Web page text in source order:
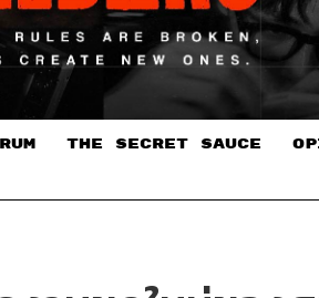
THE SECRET SAUCE​